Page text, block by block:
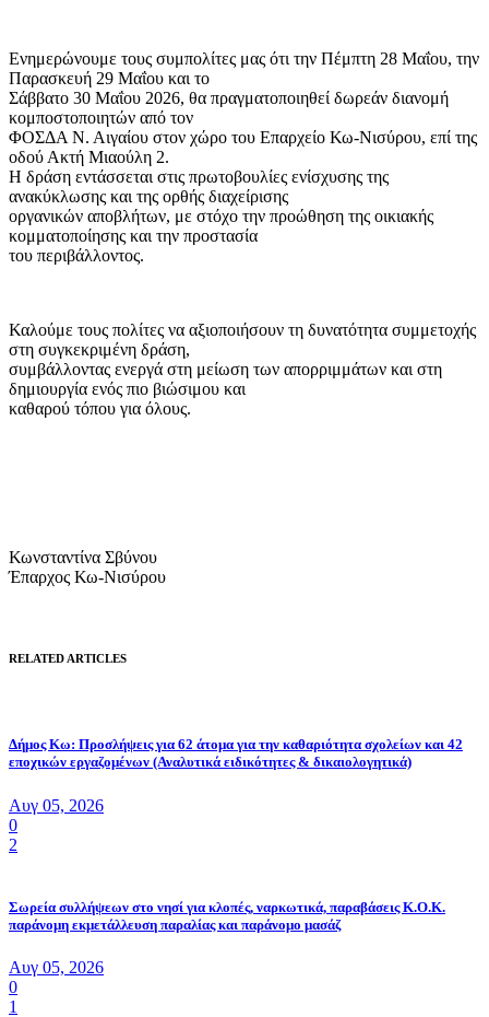
Ενημερώνουμε τους συμπολίτες μας ότι την Πέμπτη 28 Μαΐου, την
Παρασκευή 29 Μαΐου και το
Σάββατο 30 Μαΐου 2026, θα πραγματοποιηθεί δωρεάν διανομή
κομποστοποιητών από τον
ΦΟΣΔΑ Ν. Αιγαίου στον χώρο του Επαρχείο Κω-Νισύρου, επί της
οδού Ακτή Μιαούλη 2.
Η δράση εντάσσεται στις πρωτοβουλίες ενίσχυσης της
ανακύκλωσης και της ορθής διαχείρισης
οργανικών αποβλήτων, με στόχο την προώθηση της οικιακής
κομματοποίησης και την προστασία
του περιβάλλοντος.
Καλούμε τους πολίτες να αξιοποιήσουν τη δυνατότητα συμμετοχής
στη συγκεκριμένη δράση,
συμβάλλοντας ενεργά στη μείωση των απορριμμάτων και στη
δημιουργία ενός πιο βιώσιμου και
καθαρού τόπου για όλους.
Κωνσταντίνα Σβύνου
Έπαρχος Κω-Νισύρου
RELATED ARTICLES
Δήμος Κω: Προσλήψεις για 62 άτομα για την καθαριότητα σχολείων και 42
εποχικών εργαζομένων (Αναλυτικά ειδικότητες & δικαιολογητικά)
Αυγ 05, 2026
0
2
Σωρεία συλλήψεων στο νησί για κλοπές, ναρκωτικά, παραβάσεις Κ.Ο.Κ.
παράνομη εκμετάλλευση παραλίας και παράνομο μασάζ
Αυγ 05, 2026
0
1